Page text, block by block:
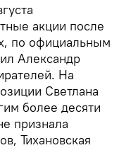
акции после
по официальным
Александр
На
Светлана
более десяти
признала
Тихановская